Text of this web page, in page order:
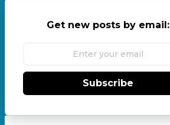
Get new posts by email:
Subscribe